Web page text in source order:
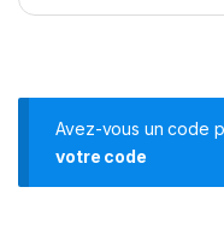
Avez-vous un code
votre code